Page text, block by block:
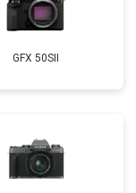
GFX 50SII